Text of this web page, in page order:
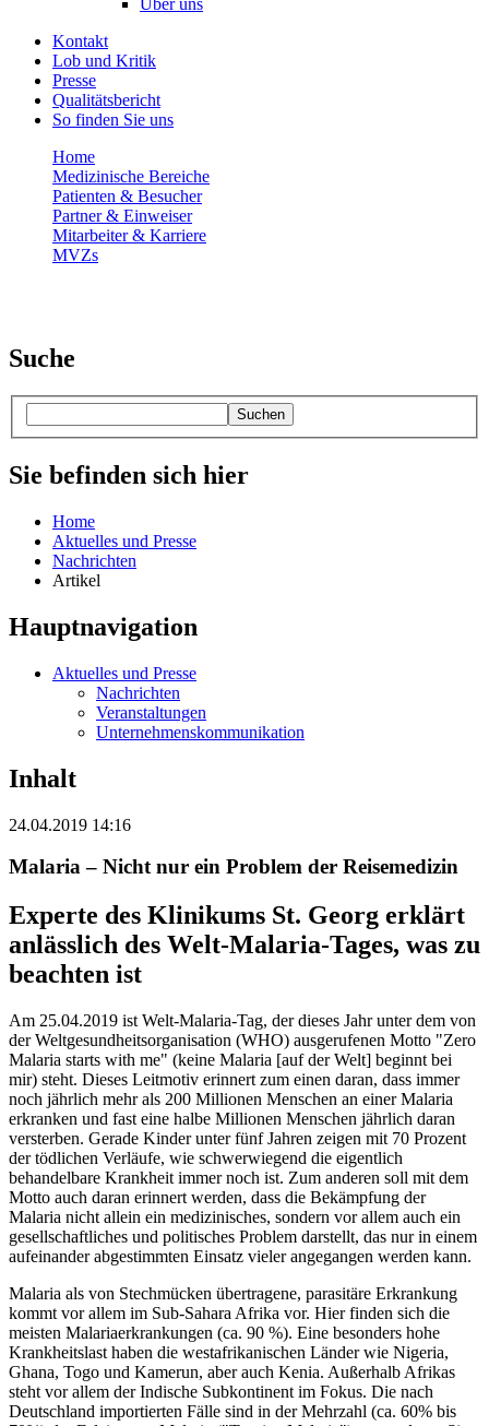
Kontakt
Lob und Kritik
Presse
Qualitätsbericht
So finden Sie uns
Home
Medizinische Bereiche
Patienten & Besucher
Partner & Einweiser
Mitarbeiter & Karriere
MVZs
Suche
Suchen
Sie befinden sich hier
Home
Aktuelles und Presse
Nachrichten
Artikel
Hauptnavigation
Aktuelles und Presse
Nachrichten
Veranstaltungen
Unternehmenskommunikation
Inhalt
24.04.2019 14:16
Malaria – Nicht nur ein Problem der Reisemedizin
Experte des Klinikums St. Georg erklärt
anlässlich des Welt-Malaria-Tages, was zu
beachten ist
Am 25.04.2019 ist Welt-Malaria-Tag, der dieses Jahr unter dem von
der Weltgesundheitsorganisation (WHO) ausgerufenen Motto "Zero
Malaria starts with me" (keine Malaria [auf der Welt] beginnt bei
mir) steht. Dieses Leitmotiv erinnert zum einen daran, dass immer
noch jährlich mehr als 200 Millionen Menschen an einer Malaria
erkranken und fast eine halbe Millionen Menschen jährlich daran
versterben. Gerade Kinder unter fünf Jahren zeigen mit 70 Prozent
der tödlichen Verläufe, wie schwerwiegend die eigentlich
behandelbare Krankheit immer noch ist. Zum anderen soll mit dem
Motto auch daran erinnert werden, dass die Bekämpfung der
Malaria nicht allein ein medizinisches, sondern vor allem auch ein
gesellschaftliches und politisches Problem darstellt, das nur in einem
aufeinander abgestimmten Einsatz vieler angegangen werden kann.
Malaria als von Stechmücken übertragene, parasitäre Erkrankung
kommt vor allem im Sub-Sahara Afrika vor. Hier finden sich die
meisten Malariaerkrankungen (ca. 90 %). Eine besonders hohe
Krankheitslast haben die westafrikanischen Länder wie Nigeria,
Ghana, Togo und Kamerun, aber auch Kenia. Außerhalb Afrikas
steht vor allem der Indische Subkontinent im Fokus. Die nach
Deutschland importierten Fälle sind in der Mehrzahl (ca. 60% bis